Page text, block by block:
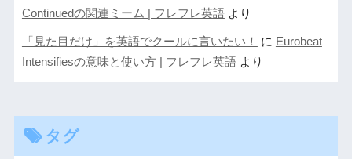
Continuedの関連ミーム | フレフレ英語より
「見た目だけ」を英語でクールに言いたい！ に Eurobeat
Intensifiesの意味と使い方 | フレフレ英語より
タグ